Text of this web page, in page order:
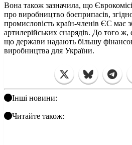
Вона також зазначила, що
про виробництво боєприпасів,
промисловість країн-членів ЄС має
артилерійських снарядів. До того
що держави надають більшу
виробництва для України.
Інші новини:
Читайте також: